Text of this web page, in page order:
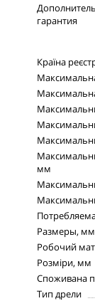
гарантия
Країна
мм
Размеры, мм
Робочий
Розміри, мм
Споживана
Тип дрели